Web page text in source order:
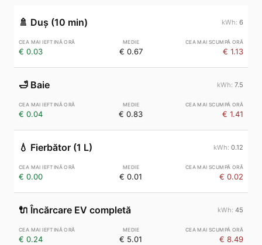
🚿 Duș (10 min) 6
€ 0.03 € 0.67 € 1.13
🛁 Baie 7.5
€ 0.04 € 0.83 € 1.41
💧 Fierbător (1 L) 0.12
€ 0.00 € 0.01 € 0.02
🔌 Încărcare EV completă 45
€ 0.24 € 5.01 € 8.49